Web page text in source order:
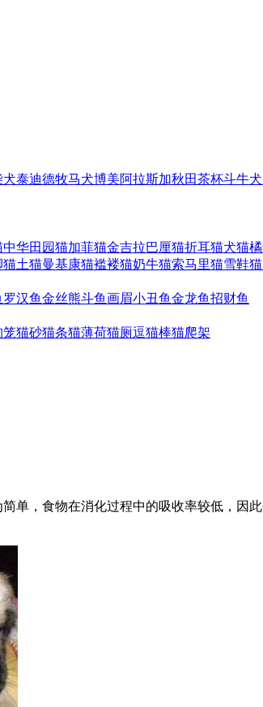
犬泰迪德牧马犬博美阿拉斯加秋田茶杯斗牛犬
中华田园猫加菲猫金吉拉巴厘猫折耳猫犬猫
猫土猫曼基康猫褴褛猫奶牛猫索马里猫雪鞋猫
罗汉鱼金丝熊斗鱼画眉小丑鱼金龙鱼招财鱼
笼猫砂猫条猫薄荷猫厕逗猫棒猫爬架
单，食物在消化过程中的吸收率较低，因